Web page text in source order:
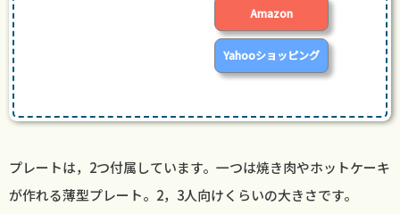
Amazon
Yahooショッピング
プレートは，2つ付属しています。一つは焼き肉やホットケーキ
が作れる薄型プレート。2，3人向けくらいの大きさです。